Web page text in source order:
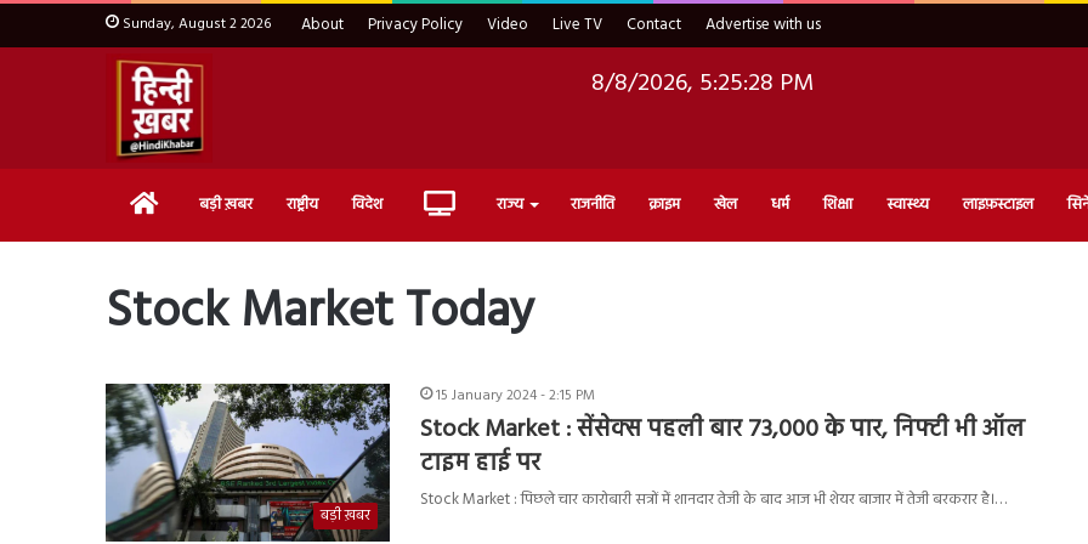
Sunday, August 2 2026 About Privacy Policy Video Live TV Contact Advertise with us
8/8/2026, 5:25:28 PM
Home बड़ी ख़बर राष्ट्रीय विदेश Live राज्य राजनीति क्राइम खेल धर्म शिक्षा स्वास्थ्य लाइफ़स्टाइल
Stock Market Today
बड़ी ख़बर
15 January 2024 - 2:15 PM
Stock Market : सेंसेक्स पहली बार 73,000 के पार, निफ्टी भी ऑल
टाइम हाई पर
Stock Market : पिछले चार कारोबारी सत्रों में शानदार तेजी के बाद आज भी शेयर बाजार में तेजी बरकरार है।…